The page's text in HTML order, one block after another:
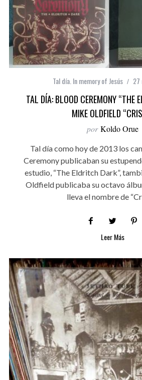
Tal día. In memory of Jesús 27
TAL DÍA: BLOOD CEREMONY “THE
MIKE OLDFIELD
por Koldo Orue
Tal día como hoy de 2013 los
Ceremony publicaban su
estudio, “The Eldritch Dark”,
Oldfield publicaba su octavo
lleva el nombre de
Leer Más